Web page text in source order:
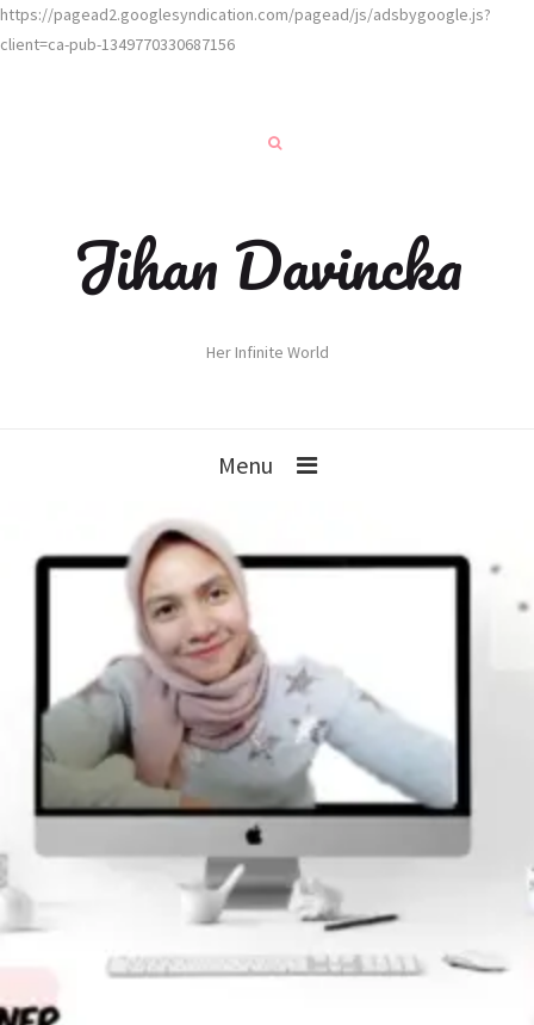
https://pagead2.googlesyndication.com/pagead/js/adsbygoogle.js?
client=ca-pub-1349770330687156
Jihan Davincka
Her Infinite World
Menu